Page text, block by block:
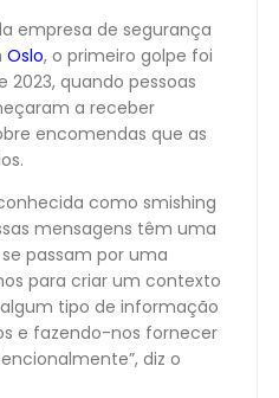
empresa de segurança
Oslo, o primeiro golpe foi
quando pessoas
a receber
encomendas que as
como smishing
mensagens têm uma
passam por uma
para criar um contexto
tipo de informação
e fazendo-nos fornecer
diz o